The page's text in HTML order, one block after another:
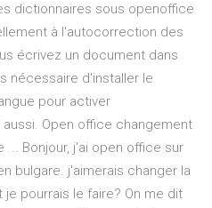
dictionnaires sous openoffice
à l'autocorrection des
écrivez un document dans
nécessaire d'installer le
pour activer
Open office changement
... Bonjour, j'ai open office sur
bulgare. j'aimerais changer la
pourrais le faire? On me dit